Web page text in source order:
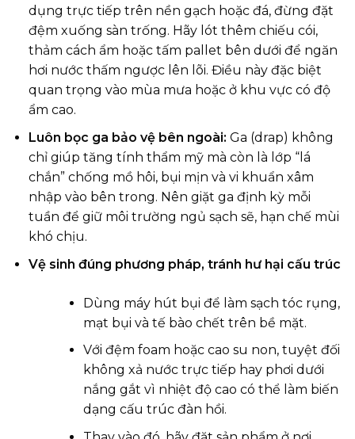
dụng trực tiếp trên nền gạch hoặc đá, đừng đặt
đệm xuống sàn trống. Hãy lót thêm chiếu cói,
thảm cách ẩm hoặc tấm pallet bên dưới để ngăn
hơi nước thấm ngược lên lõi. Điều này đặc biệt
quan trọng vào mùa mưa hoặc ở khu vực có độ
ẩm cao.
Luôn bọc ga bảo vệ bên ngoài: Ga (drap) không
chỉ giúp tăng tính thẩm mỹ mà còn là lớp “lá
chắn” chống mồ hôi, bụi mịn và vi khuẩn xâm
nhập vào bên trong. Nên giặt ga định kỳ mỗi
tuần để giữ môi trường ngủ sạch sẽ, hạn chế mùi
khó chịu.
Vệ sinh đúng phương pháp, tránh hư hại cấu trúc
Dùng máy hút bụi để làm sạch tóc rụng,
mạt bụi và tế bào chết trên bề mặt.
Với đệm foam hoặc cao su non, tuyệt đối
không xả nước trực tiếp hay phơi dưới
nắng gắt vì nhiệt độ cao có thể làm biến
dạng cấu trúc đàn hồi.